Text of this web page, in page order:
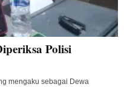
Polisi
mengaku sebagai Dewa